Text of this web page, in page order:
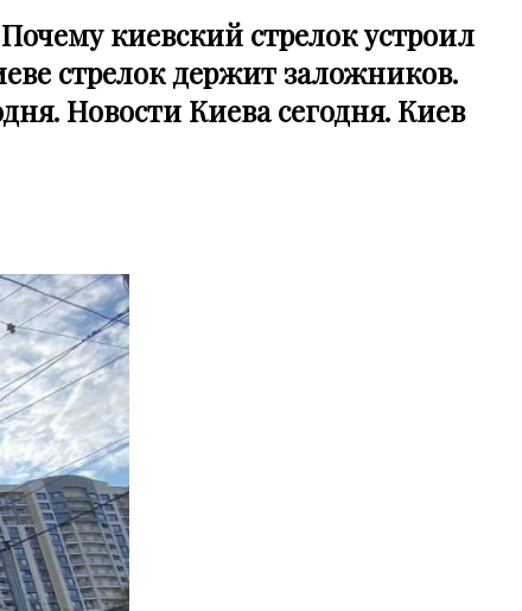
киевский стрелок устроил
стрелок держит заложников.
Новости Киева сегодня. Киев